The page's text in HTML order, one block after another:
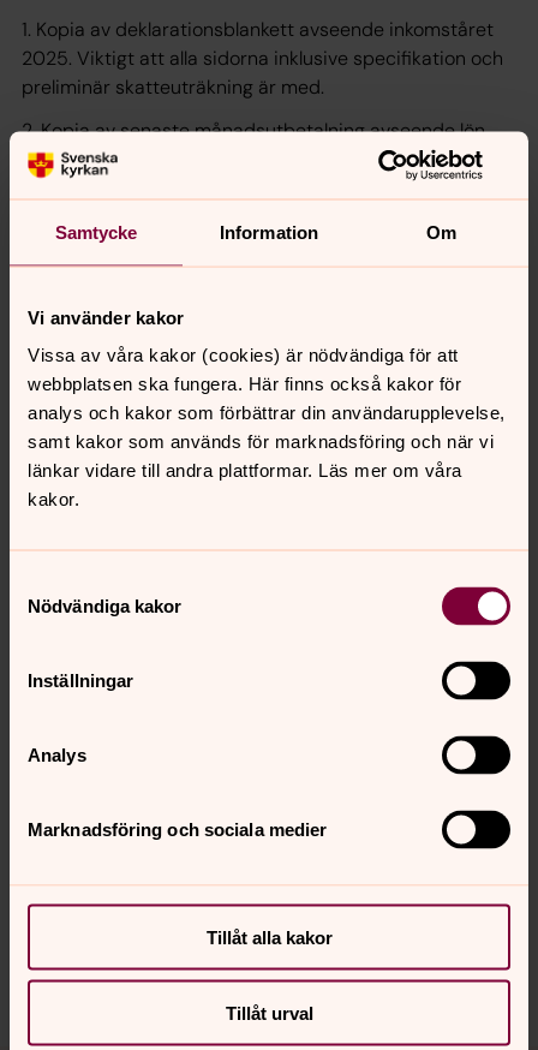
Samtycke Information Om
Vi använder kakor
Vissa av våra kakor (cookies) är nödvändiga för att
webbplatsen ska fungera. Här finns också kakor för
analys och kakor som förbättrar din användarupplevelse,
samt kakor som används för marknadsföring och när vi
länkar vidare till andra plattformar. Läs mer om våra
kakor.
Nödvändiga kakor
Inställningar
Analys
Marknadsföring och sociala medier
Tillåt alla kakor
Tillåt urval
1. Kopia av deklarationsblankett avseende inkomståret
2025. Viktigt att alla sidorna inklusive specifikation och
preliminär skatteuträkning är med.
2. Kopia av senaste månadsutbetalning avseende lön,
pension eller bidrag.
3. Kopia av senaste hyres/avgiftsavi eller
hyres/avgiftsräkning.
4. Kopia av årsbesked, innefattande både tillgångar och
den 31 december 2025.
Sista ansökningsdag den 30 april
Karlshamns församling
Kungsgatan 58
374 36 Karlshamn
eller
innehåll?
karlshamn.forsamling@svenskakyrkan.se
Dela